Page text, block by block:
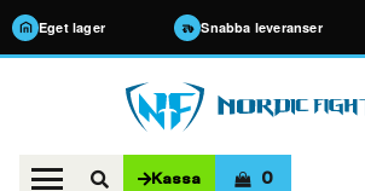
Eget lager Snabba leveranser
Kassa 0